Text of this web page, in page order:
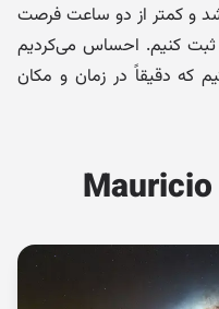
و کمتر از دو ساعت فرصت
ثبت کنیم. احساس می‌کردیم
که دقیقاً در زمان و مکان